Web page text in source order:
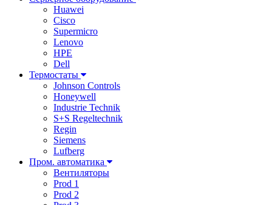
Huawei
Cisco
Supermicro
Lenovo
HPE
Dell
Термостаты
Johnson Controls
Honeywell
Industrie Technik
S+S Regeltechnik
Regin
Siemens
Lufberg
Пром. автоматика
Вентиляторы
Prod 1
Prod 2